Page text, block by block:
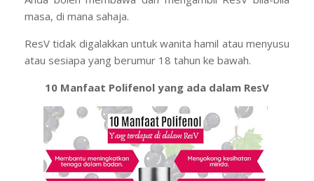
masa, di mana sahaja.
ResV tidak digalakkan untuk wanita hamil atau menyusu
atau sesiapa yang berumur 18 tahun ke bawah.
10 Manfaat Polifenol yang ada dalam ResV